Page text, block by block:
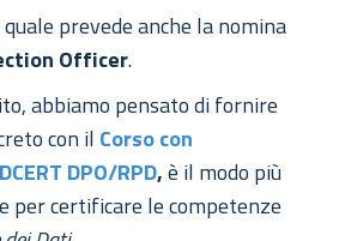
prevede anche la nomina
Officer.
abbiamo pensato di fornire
con il Corso con
DPO/RPD,è il modo più
per certificare le competenze